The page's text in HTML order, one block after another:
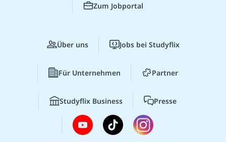
Zum Jobportal
Über uns Jobs bei Studyflix
Für Unternehmen Partner
Studyflix Business Presse